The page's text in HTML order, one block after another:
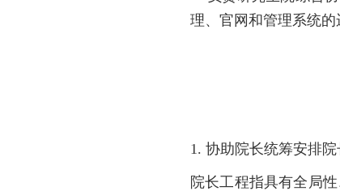
理、官网和管理系统的
1. 协助院长统筹安排院
院长工程指具有全局